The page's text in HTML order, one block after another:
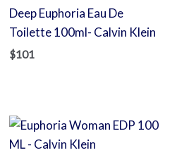
Deep Euphoria Eau De
Toilette 100ml- Calvin Klein
$101